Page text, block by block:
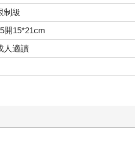
我們很羨慕拓帕石能與你談合作，不
：「我與韓總監還有點事情要談，暫時
之的是嚴肅且壓迫人心的氣勢。
制級
開15*21cm
人適讀